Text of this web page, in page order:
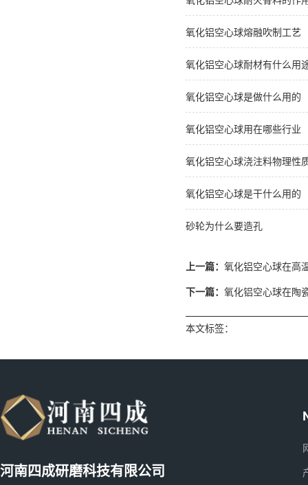
氧化铝空心球熔融吹制工艺
氧化铝空心球耐材有什么用
氧化铝空心球是做什么用的
氧化铝空心球用在哪些行业
氧化铝空心球浇注料物理性
氧化铝空心球是干什么用的
砂轮为什么要造孔
上一篇： 氧化铝空心球在高
下一篇： 氧化铝空心球在陶
本文标签：
河南四成研磨科技有限公司